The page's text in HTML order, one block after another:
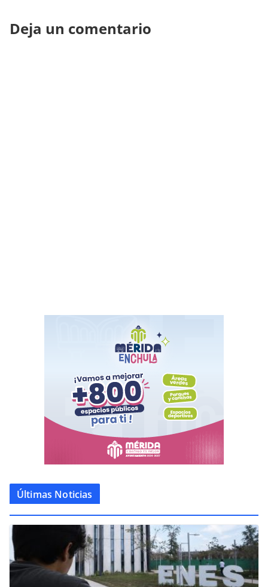
Deja un comentario
Últimas Noticias